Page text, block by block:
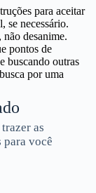
para aceitar
se necessário.
desanime.
pontos de
buscando outras
por uma
as
para você